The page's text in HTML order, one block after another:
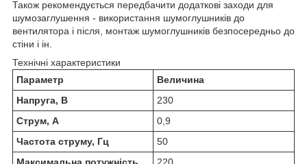
Також рекомендується передбачити додаткові заходи для
шумозаглушення - використання шумоглушників до
вентилятора і після, монтаж шумоглушників безпосередньо до
стіни і ін.
Технічні характеристики
Параметр
Величина
Напруга, В
230
Струм, А
0,9
Частота струму, Гц
50
Максимальна потужність,
220